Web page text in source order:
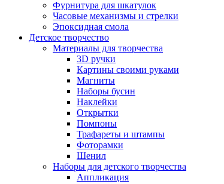
Фурнитура для шкатулок
Часовые механизмы и стрелки
Эпоксидная смола
Детское творчество
Материалы для творчества
3D ручки
Картины своими руками
Магниты
Наборы бусин
Наклейки
Открытки
Помпоны
Трафареты и штампы
Фоторамки
Шенил
Наборы для детского творчества
Аппликация